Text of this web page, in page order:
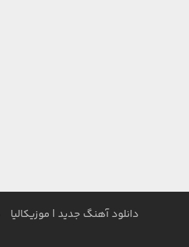
دانلود آهنگ جدید | موزیکالیا